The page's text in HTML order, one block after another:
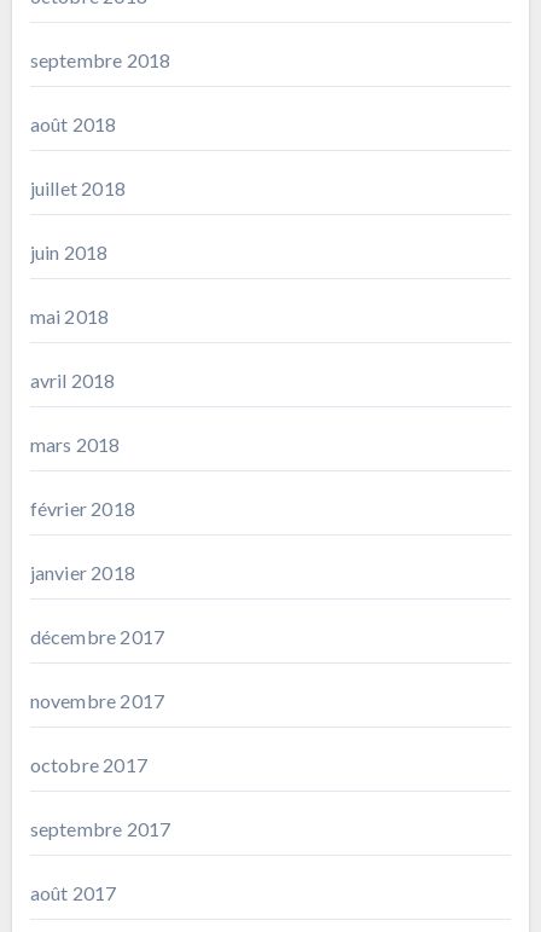
septembre 2018
août 2018
juillet 2018
juin 2018
mai 2018
avril 2018
mars 2018
février 2018
janvier 2018
décembre 2017
novembre 2017
octobre 2017
septembre 2017
août 2017